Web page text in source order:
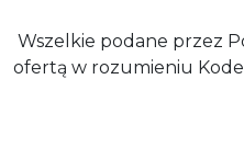
Wszelkie podane przez
ofertą w rozumieniu